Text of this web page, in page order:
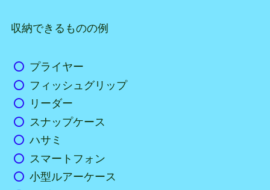
収納できるものの例
プライヤー
フィッシュグリップ
リーダー
スナップケース
ハサミ
スマートフォン
小型ルアーケース